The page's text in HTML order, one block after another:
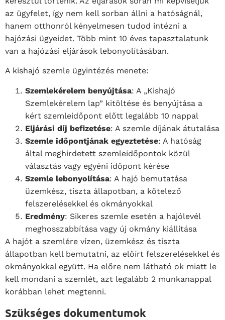
az ügyfelet, így nem kell sorban állni a hatóságnál,
hanem otthonról kényelmesen tudod intézni a
hajózási ügyeidet. Több mint 10 éves tapasztalatunk
van a hajózási eljárások lebonyolításában.
A kishajó szemle ügyintézés menete:
Szemlekérelem benyújtása: A „Kishajó
Szemlekérelem lap” kitöltése és benyújtása a
kért szemleidőpont előtt legalább 10 nappal
Eljárási díj befizetése: A szemle díjának átutalása
Szemle időpontjának egyeztetése: A hatóság
által meghirdetett szemleidőpontok közül
választás vagy egyéni időpont kérése
Szemle lebonyolítása: A hajó bemutatása
üzemkész, tiszta állapotban, a kötelező
felszerelésekkel és okmányokkal
Eredmény: Sikeres szemle esetén a hajólevél
meghosszabbítása vagy új okmány kiállítása
A hajót a szemlére vízen, üzemkész és tiszta
állapotban kell bemutatni, az előírt felszerelésekkel és
okmányokkal együtt. Ha előre nem látható ok miatt le
kell mondani a szemlét, azt legalább 2 munkanappal
korábban lehet megtenni.
Szükséges dokumentumok